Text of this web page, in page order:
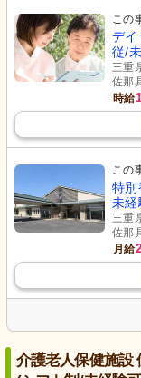
この
デイ
従/
三重
佐那
時給
この
特別
未経
三重
佐那
月給
介護老人保健施設